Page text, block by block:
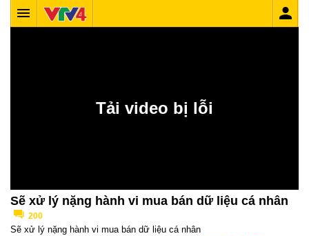
Sẽ xử lý nặng hành vi mua bán dữ liệu cá nhân
200
Sẽ xử lý nặng hành vi mua bán dữ liệu cá nhân